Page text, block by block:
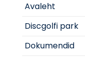
Avaleht
Discgolfi park
Dokumendid